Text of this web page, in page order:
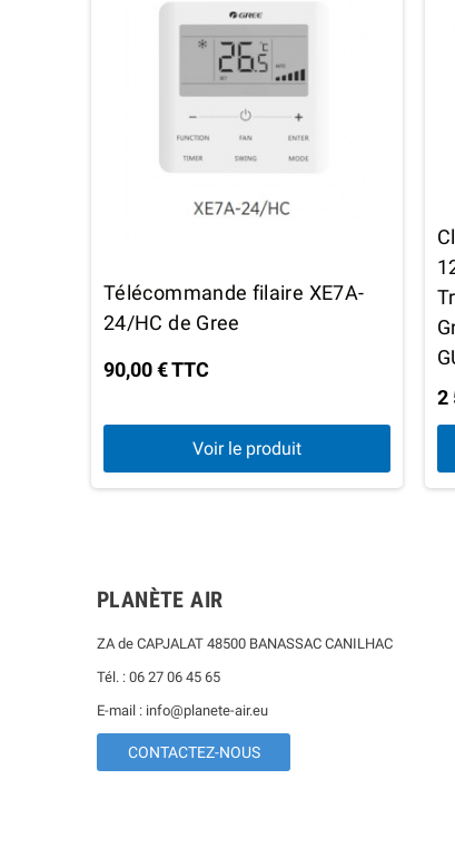
Télécommande filaire XE7A-
24/HC de Gree
90,00 € TTC
Voir le produit
2
PLANÈTE AIR
ZA de CAPJALAT 48500 BANASSAC CANILHAC
Tél. : 06 27 06 45 65
E-mail : info@planete-air.eu
CONTACTEZ-NOUS